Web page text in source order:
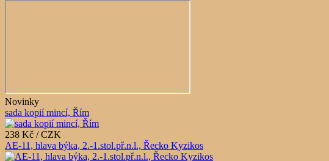
Novinky
sada kopií mincí, Řím
238 Kč / CZK
AE-11, hlava býka, 2.-1.stol.př.n.l., Řecko Kyzikos